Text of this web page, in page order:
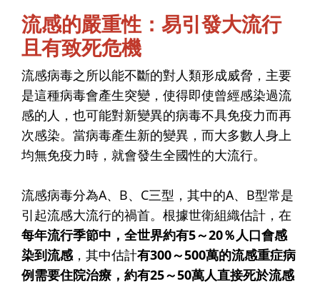
流感的嚴重性：易引發大流行
且有致死危機
流感病毒之所以能不斷的對人類形成威脅，主要
是這種病毒會產生突變，使得即使曾經感染過流
感的人，也可能對新變異的病毒不具免疫力而再
次感染。當病毒產生新的變異，而大多數人身上
均無免疫力時，就會發生全國性的大流行。
流感病毒分為A、B、C三型，其中的A、B型常是
引起流感大流行的禍首。根據世衛組織估計，在
每年流行季節中，全世界約有5～20％人口會感
染到流感，其中估計有300～500萬的流感重症病
例需要住院治療，約有25～50萬人直接死於流感